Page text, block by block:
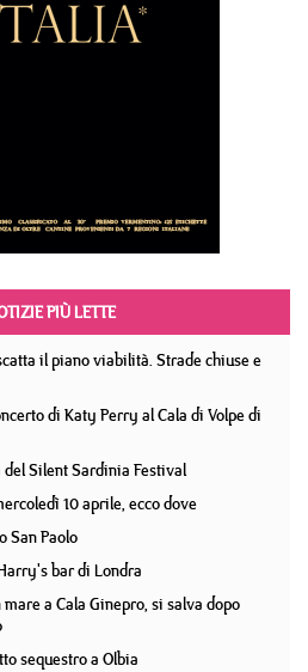
PIÙ LETTE
il piano viabilità. Strade chiuse e
di Katy Perry al Cala di Volpe di
Silent Sardinia Festival
10 aprile, ecco dove
San Paolo
bar di Londra
a Cala Ginepro, si salva dopo
sequestro a Olbia